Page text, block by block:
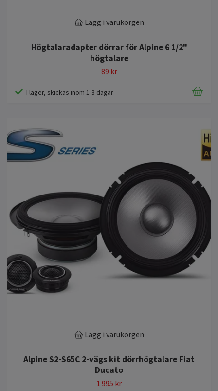
Lägg i varukorgen
Högtalaradapter dörrar för Alpine 6 1/2"
högtalare
89 kr
I lager, skickas inom 1-3 dagar
Lägg i varukorgen
Alpine S2-S65C 2-vägs kit dörrhögtalare Fiat
Ducato
1 995 kr